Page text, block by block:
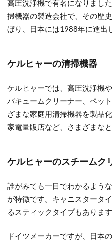
高圧洗浄機で有名になりまし
掃機器の製造会社で、その歴
ぼり、日本には1988年に進出
ケルヒャーの清掃機器
ケルヒャーでは、高圧洗浄機
バキュームクリーナー、ペッ
ざまな家庭用清掃機器を製品
家電量販店など、さまざまな
ケルヒャーのスチームク
誰がみても一目でわかるよう
が特徴です。キャニスタータ
るスティックタイプもあります
ドイツメーカーですが、日本